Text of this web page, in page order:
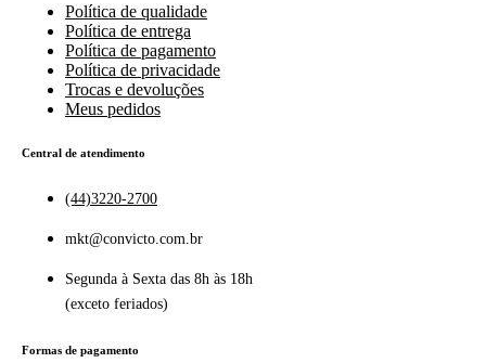
Política de qualidade
Política de entrega
Política de pagamento
Política de privacidade
Trocas e devoluções
Meus pedidos
Central de atendimento
(44)3220-2700
mkt@convicto.com.br
Segunda à Sexta das 8h às 18h
(exceto feriados)
Formas de pagamento